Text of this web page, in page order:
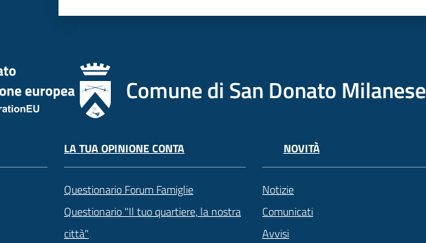
Comune di San Donato Milanese
LA TUA OPINIONE CONTA
Questionario Forum Famiglie
Questionario "Il tuo quartiere, la nostra
città"
NOVITÀ
Notizie
Comunicati
Avvisi